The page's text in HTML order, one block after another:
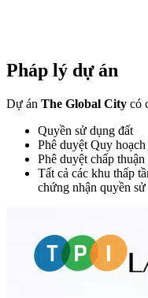
Pháp lý dự án
Dự án The Global City có
Quyền sử dụng đất
Phê duyệt Quy
Phê duyệt chấp
Tất cả các khu thấp
chứng nhận quyền